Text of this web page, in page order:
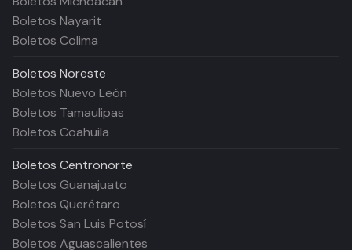
Boletos Nayarit
Boletos Colima
Boletos Noreste
Boletos Nuevo León
Boletos Tamaulipas
Boletos Coahuila
Boletos Centronorte
Boletos Guanajuato
Boletos Querétaro
Boletos San Luis Potosí
Boletos Aguascalientes